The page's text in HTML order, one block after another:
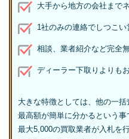
大手から地方の会社まで
1社のみの連絡でしつこ
相談、業者紹介など完全
ディーラー下取りよりも
大きな特徴としては、他の一
最高額が簡単に分かるという事
最大5,000の買取業者が入札を